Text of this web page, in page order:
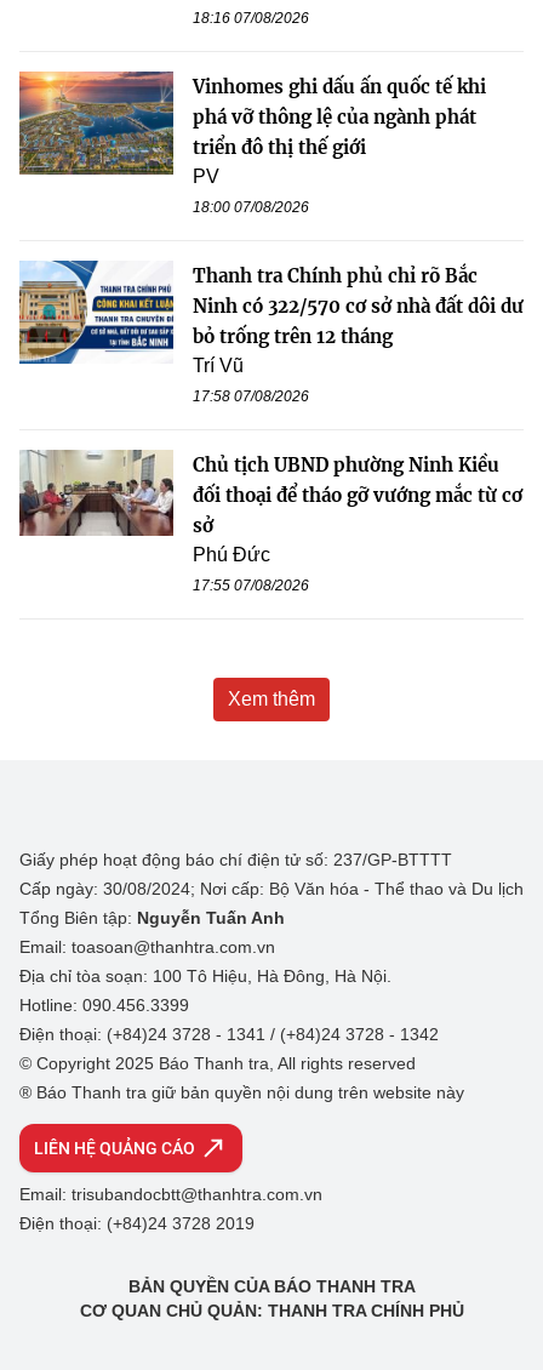
18:16 07/08/2026
Vinhomes ghi dấu ấn quốc tế khi
phá vỡ thông lệ của ngành phát
triển đô thị thế giới
PV
18:00 07/08/2026
Thanh tra Chính phủ chỉ rõ Bắc
Ninh có 322/570 cơ sở nhà đất dôi dư
bỏ trống trên 12 tháng
Trí Vũ
17:58 07/08/2026
Chủ tịch UBND phường Ninh Kiều
đối thoại để tháo gỡ vướng mắc từ cơ
sở
Phú Đức
17:55 07/08/2026
Xem thêm
Giấy phép hoạt động báo chí điện tử số: 237/GP-BTTTT
Cấp ngày: 30/08/2024; Nơi cấp: Bộ Văn hóa - Thể thao và Du lịch
Tổng Biên tập: Nguyễn Tuấn Anh
Email: toasoan@thanhtra.com.vn
Địa chỉ tòa soạn: 100 Tô Hiệu, Hà Đông, Hà Nội.
Hotline: 090.456.3399
Điện thoại: (+84)24 3728 - 1341 / (+84)24 3728 - 1342
© Copyright 2025 Báo Thanh tra, All rights reserved
® Báo Thanh tra giữ bản quyền nội dung trên website này
LIÊN HỆ QUẢNG CÁO
Email: trisubandocbtt@thanhtra.com.vn
Điện thoại: (+84)24 3728 2019
BẢN QUYỀN CỦA BÁO THANH TRA
CƠ QUAN CHỦ QUẢN: THANH TRA CHÍNH PHỦ